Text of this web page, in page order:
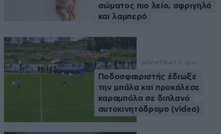
σώματος πιο λείο, σφριγηλό
και λαμπερό
ΑΘΛΗΤΙΚΑ7 λ. πριν
Ποδοσφαιριστής έδιωξε
την μπάλα και προκάλεσε
καραμπόλα σε διπλανό
αυτοκινητόδρομο (video)